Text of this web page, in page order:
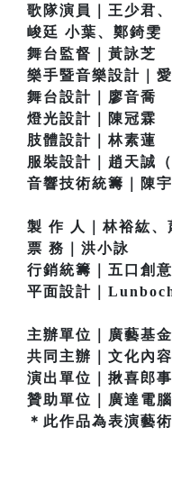
歌隊演員｜王少君
峻廷 小葉、鄭錡雯
舞台監督｜黃詠芝
樂手暨音樂設計｜
舞台設計｜廖音喬
燈光設計｜陳冠霖
肢體設計｜林素蓮
服裝設計｜趙天誠（
音響技術統籌｜陳
製 作 人｜林裕紘、
票 務｜洪小詠
行銷統籌｜五口創
平面設計｜
主辦單位｜廣藝基
共同主辦｜文化內
演出單位｜揪喜郎
贊助單位｜廣達電腦
＊此作品為表演藝